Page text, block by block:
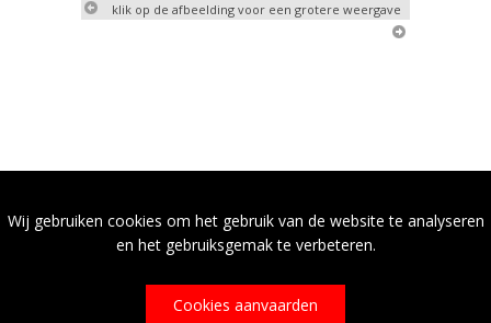
Wij gebruiken cookies om het gebruik van de website te analyseren
en het gebruiksgemak te verbeteren.
Cookies aanvaarden
klik op de afbeelding voor een grotere weergave